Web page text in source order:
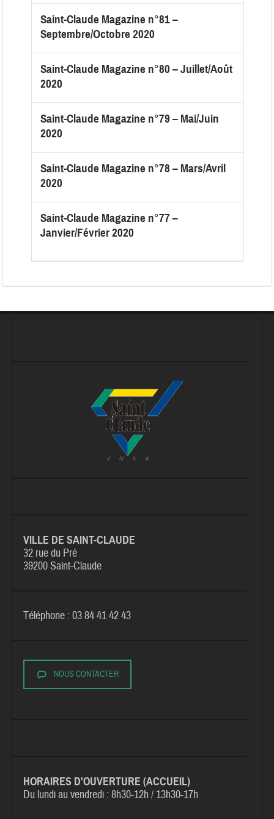
Saint-Claude Magazine n°81 –
Septembre/Octobre 2020
Saint-Claude Magazine n°80 – Juillet/Août
2020
Saint-Claude Magazine n°79 – Mai/Juin
2020
Saint-Claude Magazine n°78 – Mars/Avril
2020
Saint-Claude Magazine n°77 –
Janvier/Février 2020
VILLE DE SAINT-CLAUDE
32 rue du Pré
39200 Saint-Claude
Téléphone : 03 84 41 42 43
NOUS CONTACTER
HORAIRES D'OUVERTURE (ACCUEIL)
Du lundi au vendredi :8h30-12h / 13h30-17h